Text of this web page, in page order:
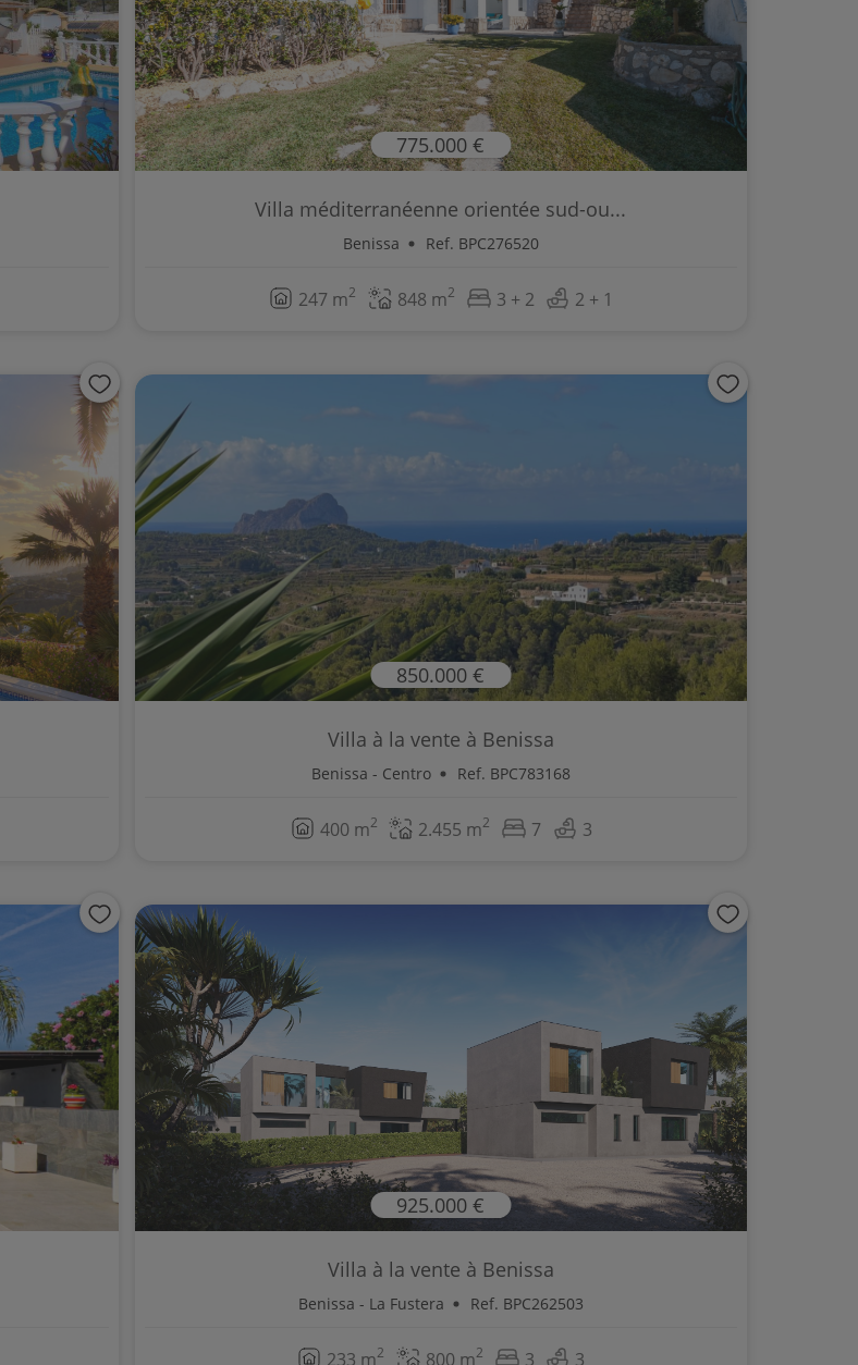
775.000 €
Villa méditerranéenne orientée sud-ou...
Benissa Ref. BPC276520
247 m2 848 m2 3 + 2 2 + 1
850.000 €
Villa à la vente à Benissa
Benissa - Centro Ref. BPC783168
400 m2 2.455 m2 7 3
925.000 €
Villa à la vente à Benissa
Benissa - La Fustera Ref. BPC262503
233 m2 800 m2 3 3